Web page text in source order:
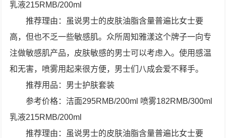
乳液215RMB/200ml
推荐理由：虽说男士的皮肤油脂含量普遍比女士要
高，但也不乏一些敏感肌。众所周知雅漾这个牌子一向专
注做敏感肌产品，皮肤敏感的男士可以考虑入。使用感温
和无害，喷雾用起来很方便，男士们八成会爱不释手。
推荐用品：男士护肤套装
参考价格：洁面295RMB/200ml 喷雾182RMB/300ml
乳液215RMB/200ml
推荐理由：虽说男士的皮肤油脂含量普遍比女士要